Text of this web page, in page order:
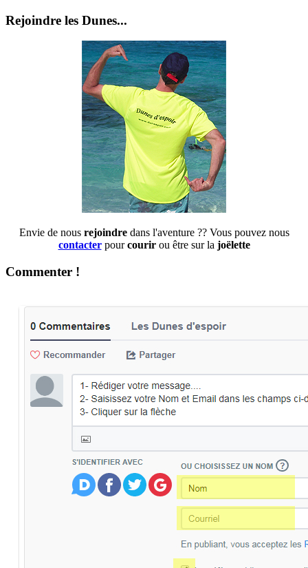
Rejoindre les Dunes...
Envie de nous rejoindre dans l'aventure ?? Vous pouvez nous
contacterpourcourir ou être sur la joëlette
Commenter !